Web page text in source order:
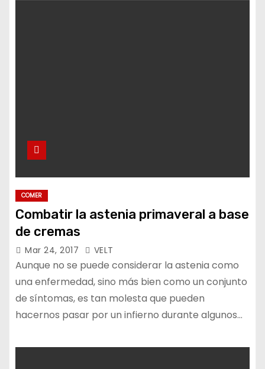
COMER
Combatir la astenia primaveral a base
de cremas
Mar 24, 2017 VELT
Aunque no se puede considerar la astenia como
una enfermedad, sino más bien como un conjunto
de síntomas, es tan molesta que pueden
hacernos pasar por un infierno durante algunos…